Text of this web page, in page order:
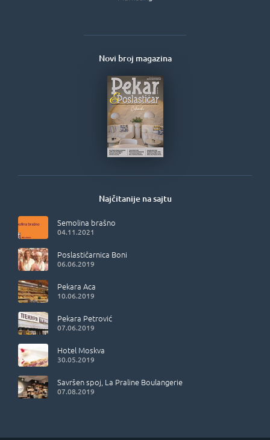
Najčitanije na sajtu
Semolina brašno
04.11.2021
Poslastičarnica Boni
06.06.2019
Pekara Aca
10.06.2019
Pekara Petrović
07.06.2019
Hotel Moskva
30.05.2019
Savršen spoj, La Praline Boulangerie
07.08.2019
Novi broj magazina